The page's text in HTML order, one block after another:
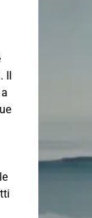
Il